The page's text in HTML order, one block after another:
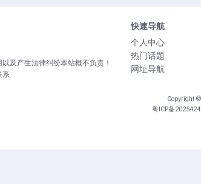
及产生法律纠纷本站概不负责！
系
快速导航
个人中心
热门话题
网址导航
Copyright
粤ICP备